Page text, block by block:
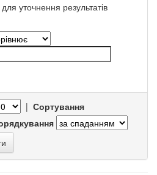
уточнення результатів
| Сортування